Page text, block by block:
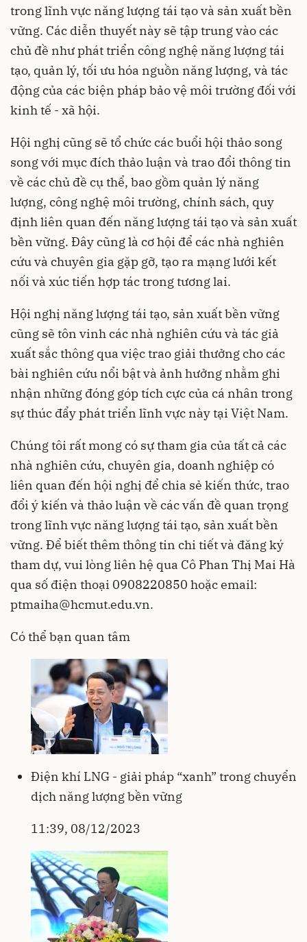
trong lĩnh vực năng lượng tái tạo và sản xuất bền
vững. Các diễn thuyết này sẽ tập trung vào các
chủ đề như phát triển công nghệ năng lượng tái
tạo, quản lý, tối ưu hóa nguồn năng lượng, và tác
động của các biện pháp bảo vệ môi trường đối với
kinh tế - xã hội.
Hội nghị cũng sẽ tổ chức các buổi hội thảo song
song với mục đích thảo luận và trao đổi thông tin
về các chủ đề cụ thể, bao gồm quản lý năng
lượng, công nghệ môi trường, chính sách, quy
định liên quan đến năng lượng tái tạo và sản xuất
bền vững. Đây cũng là cơ hội để các nhà nghiên
cứu và chuyên gia gặp gỡ, tạo ra mạng lưới kết
nối và xúc tiến hợp tác trong tương lai.
Hội nghị năng lượng tái tạo, sản xuất bền vững
cũng sẽ tôn vinh các nhà nghiên cứu và tác giả
xuất sắc thông qua việc trao giải thưởng cho các
bài nghiên cứu nổi bật và ảnh hưởng nhằm ghi
nhận những đóng góp tích cực của cá nhân trong
sự thúc đẩy phát triển lĩnh vực này tại Việt Nam.
Chúng tôi rất mong có sự tham gia của tất cả các
nhà nghiên cứu, chuyên gia, doanh nghiệp có
liên quan đến hội nghị để chia sẻ kiến thức, trao
đổi ý kiến và thảo luận về các vấn đề quan trọng
trong lĩnh vực năng lượng tái tạo, sản xuất bền
vững. Để biết thêm thông tin chi tiết và đăng ký
tham dự, vui lòng liên hệ qua Cô Phan Thị Mai Hà
qua số điện thoại 0908220850 hoặc email:
ptmaiha@hcmut.edu.vn.
Có thể bạn quan tâm
Điện khí LNG - giải pháp “xanh” trong chuyển
dịch năng lượng bền vững
11:39, 08/12/2023